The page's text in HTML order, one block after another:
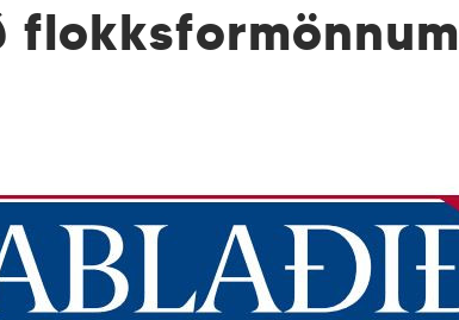
flokksformönnum